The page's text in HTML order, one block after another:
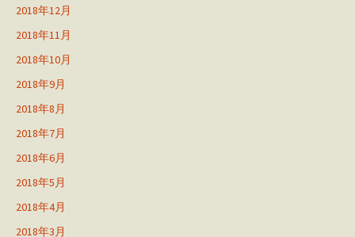
2018年12月
2018年11月
2018年10月
2018年9月
2018年8月
2018年7月
2018年6月
2018年5月
2018年4月
2018年3月